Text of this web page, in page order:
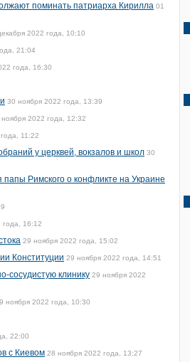
поминать патриарха Кирилла 01
2022 года, 10:10
21:04
года, 16:30
30 ноября 2022 года, 13:39
2022 года, 12:32
11:22
у церквей, вокзалов и школ 30
папы Римского о конфликте на Украине
года, 16:12
29 ноября 2022 года, 15:02
Конституции 29 ноября 2022 года, 14:51
сосудистую клинику 29 ноября 2022
ноября 2022 года, 10:30
22:00
с Киевом 28 ноября 2022 года, 13:27